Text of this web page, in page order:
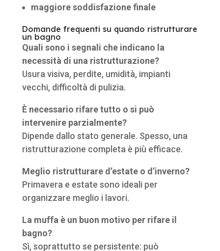
maggiore soddisfazione finale
Domande frequenti su quando ristrutturare
un bagno
Quali sono i segnali che indicano la
necessità di una ristrutturazione?
Usura visiva, perdite, umidità, impianti
vecchi, difficoltà di pulizia.
È necessario rifare tutto o si può
intervenire parzialmente?
Dipende dallo stato generale. Spesso, una
ristrutturazione completa è più efficace.
Meglio ristrutturare d’estate o d’inverno?
Primavera e estate sono ideali per
organizzare meglio i lavori.
La muffa è un buon motivo per rifare il
bagno?
Sì, soprattutto se persistente: può